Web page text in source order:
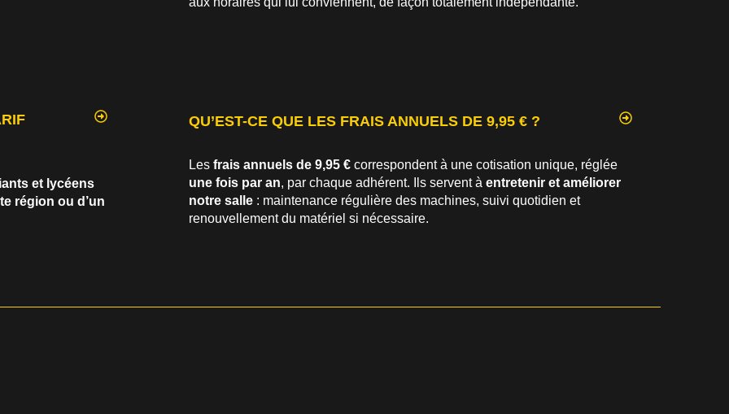
et lycéens
région ou d’un
QU’EST-CE QUE LES FRAIS ANNUELS DE 9,95 € ?
Les frais annuels de 9,95 € correspondent à une cotisation unique, réglée
une fois par an, par chaque adhérent. Ils servent à entretenir et améliorer
notre salle : maintenance régulière des machines, suivi quotidien et
renouvellement du matériel si nécessaire.